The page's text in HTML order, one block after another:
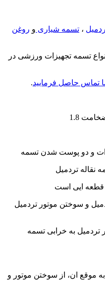
، تسمه شیاری و روغن
تسمه تجهیزات ورزشی در
تماس حاصل فرمایید.
و دو پوست شدن تسمه
تردمیل
قطعه ایی است
و سوختن موتور تردمیل
به خرابی تسمه
موقع ان، از سوختن موتور و